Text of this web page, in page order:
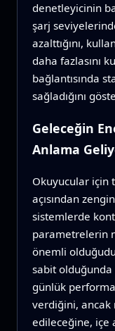
denetleyicinin
şarj
azalttığını,
daha fazlasını
bağlantısında
sağladığını
Geleceğin
Anlama
Okuyucular için
açısından
sistemlerde
parametrelerin
önemli
sabit olduğunda
günlük
verdiğini, ancak
edileceğine, içe